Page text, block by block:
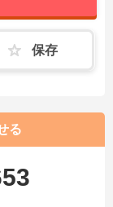
保存
る